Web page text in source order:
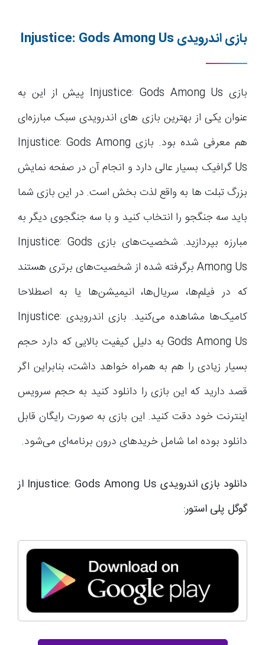
بازی اندرویدیInjustice: Gods Among Us
بازی Injustice: Gods Among Us پیش از این به
عنوان یکی از بهترین بازی های اندرویدی سبک مبارزه‌ای
هم معرفی شده بود. بازی Injustice: Gods Among
Us گرافیک بسیار عالی دارد و انجام آن در صفحه نمایش
بزرگ تبلت ها به واقع لذت بخش است. در این بازی شما
باید سه جنگجو را انتخاب کنید و با سه جنگجوی دیگر به
مبارزه بپردازید. شخصیت‌های بازی Injustice: Gods
Among Us برگرفته شده از شخصیت‌های برتری هستند
که در فیلم‌ها، سریال‌ها، انیمیشن‌ها یا به اصطلاحا
کامیک‌ها مشاهده می‌کنید. بازی اندرویدی Injustice:
Gods Among Us به دلیل کیفیت بالایی که دارد حجم
بسیار زیادی را هم به همراه خواهد داشت، بنابراین اگر
قصد دارید که این بازی را دانلود کنید به حجم سرویس
اینترنت خود دقت کنید. این بازی به صورت رایگان قابل
دانلود بوده اما شامل خریدهای درون برنامه‌ای می‌شود.
دانلود بازی اندرویدی Injustice: Gods Among Us از
گوگل پلی استور: